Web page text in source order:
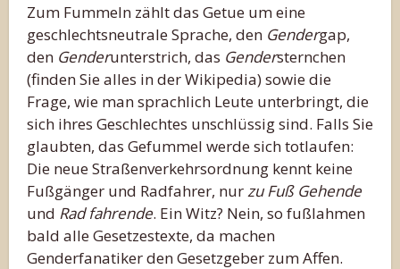
Zum Fummeln zählt das Getue um eine
geschlechtsneutrale Sprache, den Gendergap,
den Genderunterstrich, das Gendersternchen
(finden Sie alles in der Wikipedia) sowie die
Frage, wie man sprachlich Leute unterbringt, die
sich ihres Geschlechtes unschlüssig sind. Falls Sie
glaubten, das Gefummel werde sich totlaufen:
Die neue Straßenverkehrsordnung kennt keine
Fußgänger und Radfahrer, nurzu Fuß Gehende
und Rad fahrende. Ein Witz? Nein, so fußlahmen
bald alle Gesetzestexte, da machen
Genderfanatiker den Gesetzgeber zum Affen.